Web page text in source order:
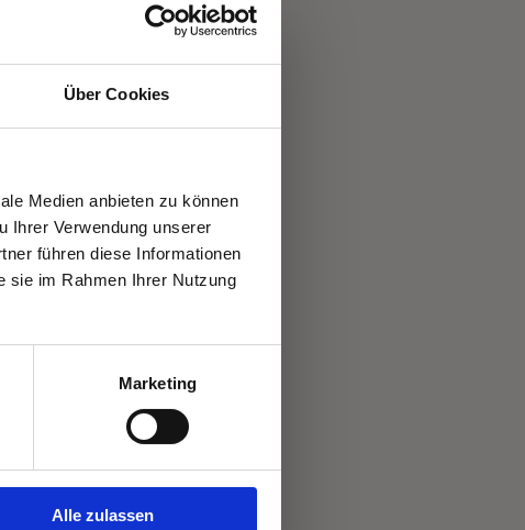
Über Cookies
Medien anbieten zu können
Ihrer Verwendung unserer
führen diese Informationen
sie im Rahmen Ihrer Nutzung
Marketing
Alle zulassen